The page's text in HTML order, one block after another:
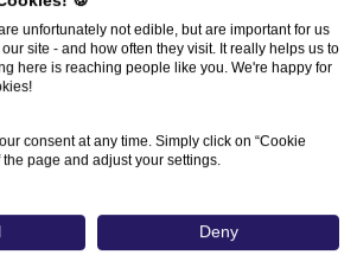
unfortunately not edible, but are important for us
site - and how often they visit. It really helps us to
here is reaching people like you. We're happy for
consent at any time. Simply click on “Cookie
the page and adjust your settings.
Deny